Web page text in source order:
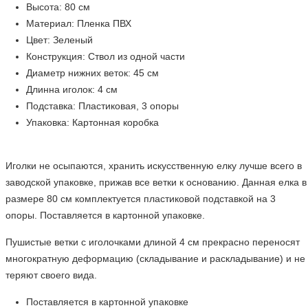
Высота: 80 см
Материал: Пленка ПВХ
Цвет: Зеленый
Конструкция: Ствол из одной части
Диаметр нижних веток: 45 см
Длинна иголок: 4 см
Подставка: Пластиковая, 3 опоры
Упаковка: Картонная коробка
Иголки не осыпаются, хранить искусственную елку лучше всего в
заводской упаковке, прижав все ветки к основанию. Данная елка в
размере 80 см комплектуется пластиковой подставкой на 3
опоры. Поставляется в картонной упаковке.
Пушистые ветки с иголочками длиной 4 см прекрасно переносят
многократную деформацию (складывание и раскладывание) и не
теряют своего вида.
Поставляется в картонной упаковке